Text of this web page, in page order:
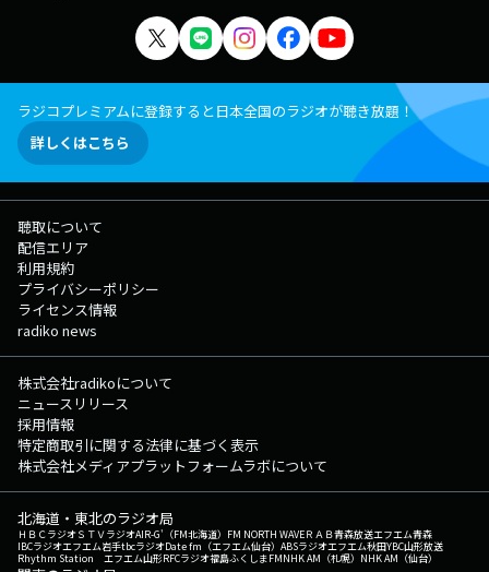
DAY！ さらに、コレサワ先生が “音楽を始めたきっかけ” を話してくれま
す！ 音楽について聞きたいこと、相談したいことなど自由に［コレサ
丈夫です◎ Xでのポストは「#コレサワLOCKS」で待ってます♡ ★
コレサワLOCKS!掲示板へ ★コレサワLOCKS!のメールフォーム ★コレ
サワLOCKS!の放送後記は▶︎コチラから! ▽22:55頃～(一部地域を除き)
『リズム＆メモリー supported by アロンアルフア』 日々の勉強で！受
験勉強で！ なかなか覚えられない “暗記もの” をリズム１つでメモリー
していく新授業。 リズムに乗せて、どんどん暗記していこう！ ◇特設
サイト ▽23:00〜23:06 『SCHOOL OF LOCK!放送部 君だけの歌
supported by JASRAC』 生徒のみんなの"大事な人に届けたい曲"を、ラ
ジオの電波を使って届けてもらう時間です！ 電話で曲を届けてくれた生
徒には、QUOカード3000円分をプレゼント！ ◇応募はこちら（特設サ
イト）から！ ▽23:08頃～『Chevon LOCKS!』 毎週水曜 23時8分か
らは ことばを深める「言語深化論の講師」 Chevon先生による『Chevon
LOCKS!』を開講 今夜は圧倒的提出数を誇る【小説1ページ目大賞】の
課題を紹介していきます！ 小説の冒頭、いわば1ページ目だけを「100
文字以内」で書いて送ってもらう課題。 ※あくまで小説の冒頭というの
がポイント！ Xでのポストは「#ChevonLOCKS」！ Chevon LOCKS!
へのメッセージを大募集！ メッセージは、【Chevon LOCKS!掲示板】か
【Chevon LOCKS!のメールフォーム】まで！ ★ChevonLOCKS!掲示板
へ ★Chevon先生へのメールはコチラ! ★ChevonLOCKS!の放送後記は
モリー supported by アロンアルフア 】 "受験の極意 暗記の奥義 ビート
で攻略 受験をチート リズムでメモリー 一歩一歩 みんなでつかもうビクト
ラジコプレミアムに登録すると日本全国のラジオが聴き放題！
詳しくはこちら
聴取について
配信エリア
利用規約
プライバシーポリシー
ライセンス情報
radiko news
株式会社radikoについて
ニュースリリース
採用情報
特定商取引に関する法律に基づく表示
株式会社メディアプラットフォームラボについて
北海道・東北のラジオ局
ＨＢＣラジオＳＴＶラジオAIR-G'（FM北海道） FM NORTH WAVEＲＡＢ青森放送エフエム青森
IBCラジオエフエム岩手tbcラジオDate fm（エフエム仙台） ABSラジオエフエム秋田YBC山形放送
Rhythm Station エフエム山形RFCラジオ福島ふくしまFMNHK AM（札幌） NHK AM（仙台）